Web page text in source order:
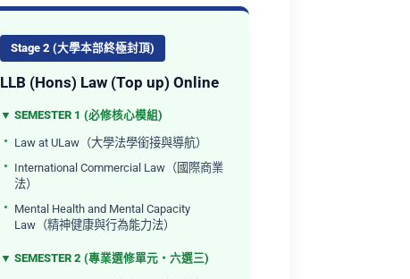
Stage 2 (大學本部終極封頂)
LLB (Hons) Law (Top up) Online
▼ SEMESTER 1 (必修核心模組)
Law at ULaw（大學法學銜接與導航）
International Commercial Law（國際商業
法）
Mental Health and Mental Capacity
Law（精神健康與行為能力法）
▼ SEMESTER 2 (專業選修單元・六選三)